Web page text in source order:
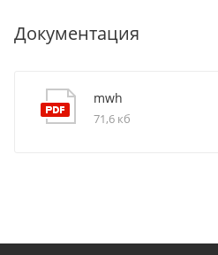
Документация
mwh
71,6 кб